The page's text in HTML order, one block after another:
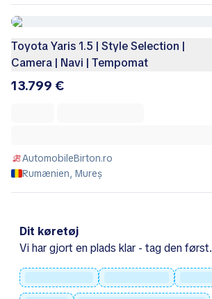
Toyota Yaris 1.5 | Style Selection |
Camera | Navi | Tempomat
13.799 €
AutomobileBirton.ro
Rumænien, Mureș
Dit køretøj
Vi har gjort en plads klar - tag den først.